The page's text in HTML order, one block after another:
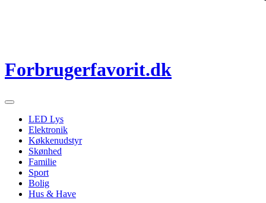
Forbrugerfavorit.dk
LED Lys
Elektronik
Køkkenudstyr
Skønhed
Familie
Sport
Bolig
Hus & Have